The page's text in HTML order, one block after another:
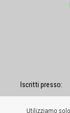
Iscritti presso:
Utilizziamo